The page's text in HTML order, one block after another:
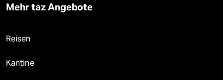
Mehr taz Angebote
Reisen
Kantine